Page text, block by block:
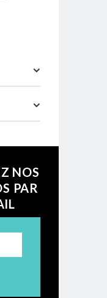
NOS
PAR